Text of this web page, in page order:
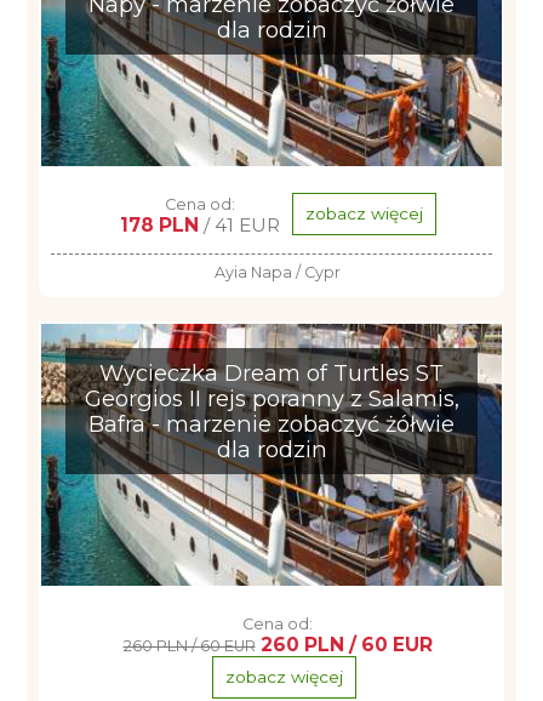
dla rodzin
Cena od:
178 PLN / 41 EUR zobacz więcej
Ayia Napa / Cypr
Wycieczka Dream of Turtles ST
Georgios II rejs poranny z Salamis,
Bafra - marzenie zobaczyć żółwie
dla rodzin
Cena od:
260 PLN / 60 EUR 260 PLN / 60 EUR
zobacz więcej